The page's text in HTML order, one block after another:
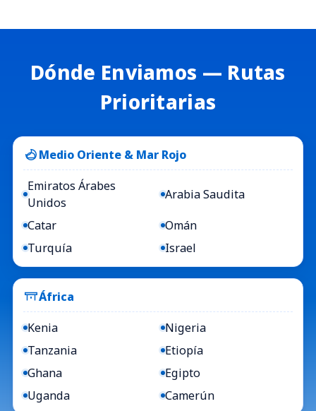
Dónde Enviamos — Rutas
Prioritarias
Medio Oriente & Mar Rojo
Emiratos Árabes
Unidos
Arabia Saudita
Catar
Omán
Turquía
Israel
África
Kenia
Nigeria
Tanzania
Etiopía
Ghana
Egipto
Uganda
Camerún